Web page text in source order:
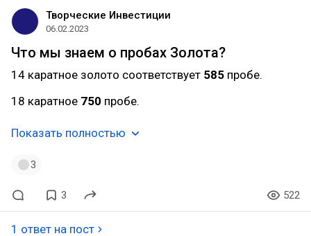
Творческие Инвестиции
06.02.2023
Что мы знаем о пробах Золота?
14 каратное золото соответствует 585 пробе.
18 каратное 750 пробе.
Показать полностью
3
3 522
1 ответ на пост